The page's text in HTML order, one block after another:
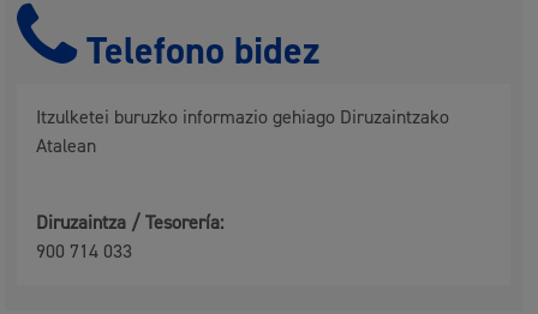
Telefono bidez
Itzulketei buruzko informazio gehiago Diruzaintzako
Atalean
Diruzaintza / Tesorería:
900 714 033